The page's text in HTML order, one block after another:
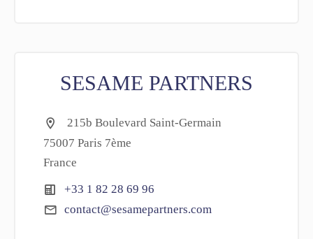
SESAME PARTNERS
215b Boulevard Saint-Germain
75007 Paris 7ème
France
+33 1 82 28 69 96
contact@sesamepartners.com